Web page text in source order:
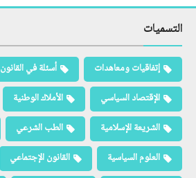
التسميات
إتفاقيات ومعاهدات
أسئلة في القانون
الإقتصاد السياسي
الأملاك الوطنية
الشريعة الإسلامية
الطب الشرعي
العلوم السياسية
القانون الإجتماعي